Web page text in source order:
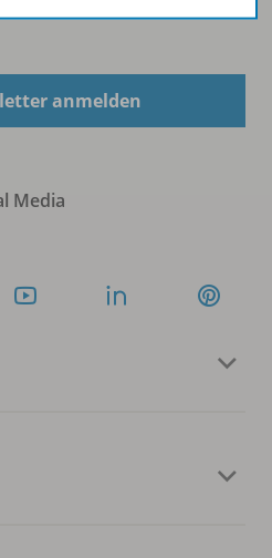
anmelden
Media